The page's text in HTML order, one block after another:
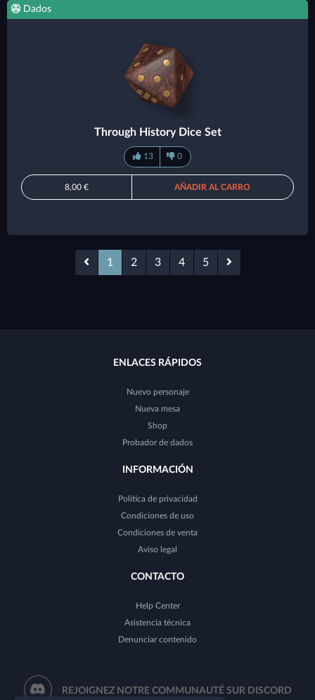
Dados
Through History Dice Set
13 0
8,00 € AÑADIR AL CARRO
1 2 3 4 5
ENLACES RÁPIDOS
Nuevo personaje
Nueva mesa
Shop
Probador de dados
INFORMACIÓN
Política de privacidad
Condiciones de uso
Condiciones de venta
Aviso legal
CONTACTO
Help Center
Asistencia técnica
Denunciar contenido
REJOIGNEZ NOTRE COMMUNAUTÉ SUR DISCORD